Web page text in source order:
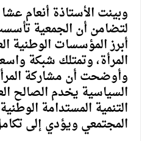
وبينت الأستاذة أنعام عشا
أبرز المؤسسات الوطنية
المرأة، وتمتلك شبكة
وأوضحت أن مشاركة
السياسية يخدم الصالح
التنمية المستدامة
المجتمعي ويؤدي إلى